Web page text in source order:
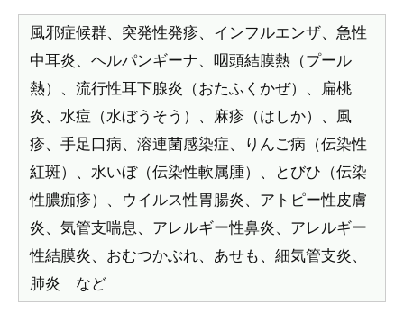
風邪症候群、突発性発疹、インフルエンザ、急性
中耳炎、ヘルパンギーナ、咽頭結膜熱（プール
熱）、流行性耳下腺炎（おたふくかぜ）、扁桃
炎、水痘（水ぼうそう）、麻疹（はしか）、風
疹、手足口病、溶連菌感染症、りんご病（伝染性
紅斑）、水いぼ（伝染性軟属腫）、とびひ（伝染
性膿痂疹）、ウイルス性胃腸炎、アトピー性皮膚
炎、気管支喘息、アレルギー性鼻炎、アレルギー
性結膜炎、おむつかぶれ、あせも、細気管支炎、
肺炎 など